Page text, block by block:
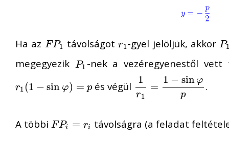
Ha az FP1
FP1 távolságotr1
r1-gyel jelöljük, akkorP1
P1
megegyezik P1
P1 -nek a vezéregyenestől vett
r1 (1 − sin φ) = p
r1 (1 −sinφ =p és végül
1
r1
=
1 − sin φ
p
1r1 =1 −sinφp .
A többi FPi = ri
FPi= ri távolságra (a feladat